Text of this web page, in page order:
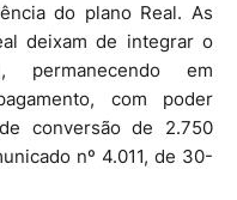
do plano Real. As
deixam de integrar o
permanecendo em
com poder
conversão de 2.750
nº 4.011, de 30-